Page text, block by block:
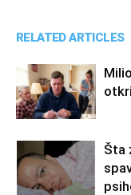
RELATED ARTICLES
Šta